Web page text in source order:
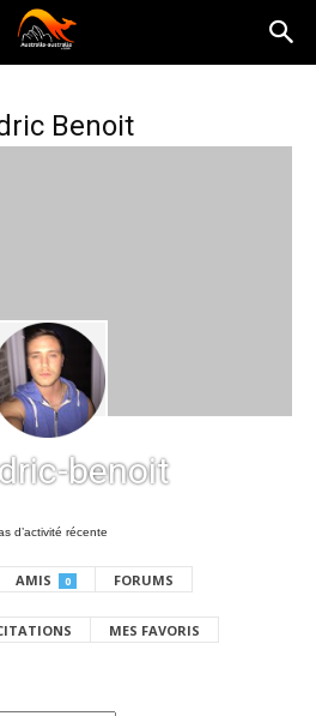
Benoit
benoit
d’activité récente
AMIS 0 FORUMS
MES FAVORIS